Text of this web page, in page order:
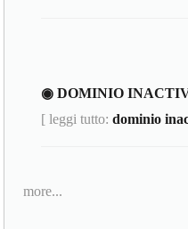
◉ DOMINIO
[ leggi tutto:dominio
more...